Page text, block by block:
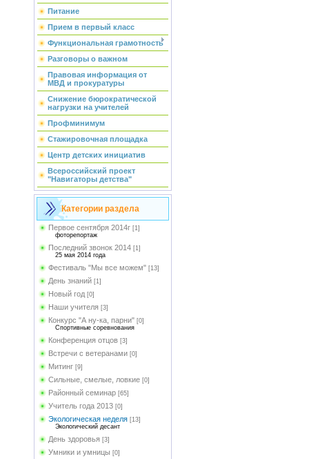
Питание
Прием в первый класс
Функциональная грамотность
Разговоры о важном
Правовая информация от
МВД и прокуратуры
Снижение бюрократической
нагрузки на учителей
Профминимум
Стажировочная площадка
Центр детских инициатив
Всероссийский проект
"Навигаторы детства"
Категории раздела
Первое сентября 2014г [1]
фоторепортаж
Последний звонок 2014 [1]
25 мая 2014 года
Фестиваль "Мы все можем" [13]
День знаний [1]
Новый год [0]
Наши учителя [3]
Конкурс "А ну-ка, парни" [0]
Спортивные соревнования
Конференция отцов [3]
Встречи с ветеранами [0]
Митинг [9]
Сильные, смелые, ловкие [0]
Районный семинар [65]
Учитель года 2013 [0]
Экологическая неделя [13]
Экологический десант
День здоровья [3]
Умники и умницы [0]